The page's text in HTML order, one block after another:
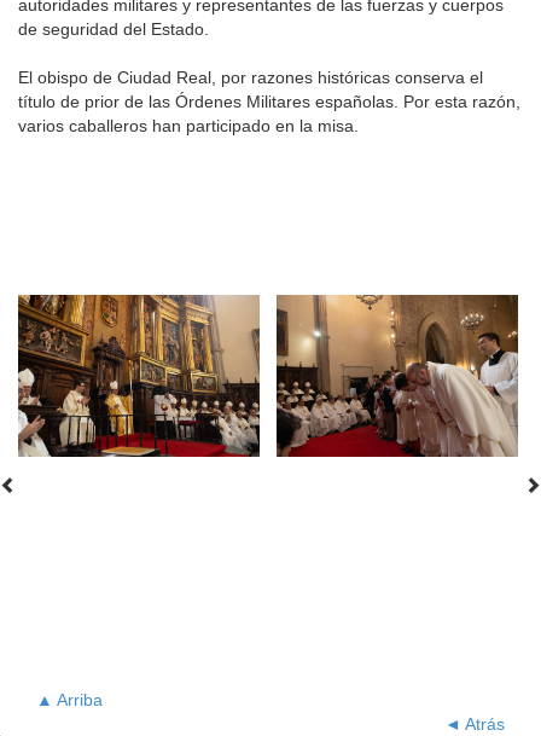
autoridades militares y representantes de las fuerzas y cuerpos
de seguridad del Estado.
El obispo de Ciudad Real, por razones históricas conserva el
título de prior de las Órdenes Militares españolas. Por esta razón,
varios caballeros han participado en la misa.
▲ Arriba
◄ Atrás